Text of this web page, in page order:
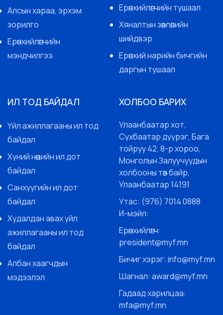
Алсын хараа, эрхэм
зорилго
Ерөнхийлөгчийн
мэндчилгээ
Ерөнхийлөгчийн тушаал
Хяналтын зөвлөлийн
шийдвэр
Ерөнхий нарийн бичгийн
даргын тушаал
ИЛ ТОД БАЙДАЛ
Үйл ажиллагааны ил тод
байдал
Хүний нөөцийн ил дот
байдал
Санхүүгийн ил дот
байдал
Худалдан авах үйл
ажиллагааны ил тод
байдал
Албан хаагчдын
мэдээлэл
ХОЛБОО БАРИХ
Улаанбаатар хот,
Сүхбаатар дүүрэг, Бага
тойруу 42, 8-р хороо,
Монголын Залуучуудын
холбооны төв байр,
Улаанбаатар 14191
Утас: (976) 7014 0888
И-мэйл:
Ерөнхийлөгч:
president@myf.mn
Бичиг хэрэг: info@myf.mn
Шагнал: award@myf.mn
Гадаад харилцаа:
mfa@myf.mn